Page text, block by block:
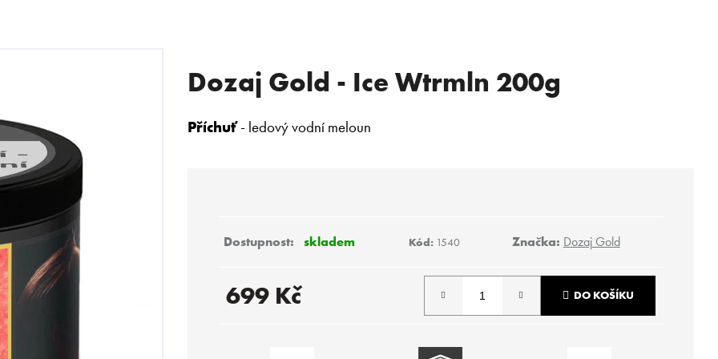
Dozaj Gold - Ice Wtrmln 200g
Příchuť- ledový vodní meloun
skladem Kód: 1540 Značka: Dozaj Gold
699 Kč DO KOŠÍKU
POTŘEBUJETE NAJÍT?
Doporučujeme